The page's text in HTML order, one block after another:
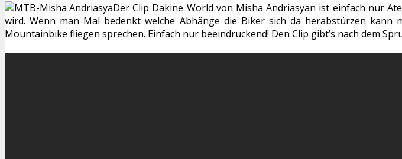
Der Clip Dakine World von Misha Andriasyan ist einfach nur
wird. Wenn man Mal bedenkt welche Abhänge die Biker sich da herabstürzen
Mountainbike fliegen sprechen. Einfach nur beeindruckend! Den Clip gibt’s nach dem